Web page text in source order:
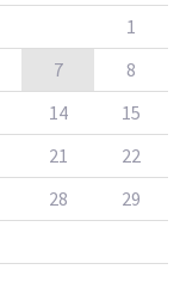
1
7
8
14
15
21
22
28
29